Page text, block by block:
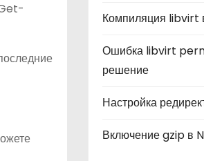
Компиляция libvirt
Ошибка libvirt
решение
Настройка
Включение gzip в